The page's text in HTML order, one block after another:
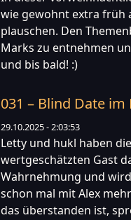
wie gewohnt extra früh
plauschen. Den
Marks zu entnehmen
und bis bald! :)
031 – Blind Date im
29.10.2025 - 2:03:53
Letty und hukl haben
wertgeschätzten Gast
Wahrnehmung und
schon mal mit Alex
das überstanden ist,